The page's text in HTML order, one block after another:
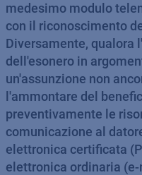
medesimo modulo
con il riconoscimento
Diversamente, qualora
dell'esonero in
un'assunzione non
l'ammontare del
preventivamente le
comunicazione al
elettronica certificata
elettronica ordinaria